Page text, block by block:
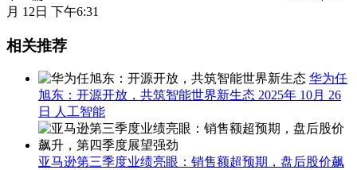
月 12日 下午6:31
相关推荐
华为任
旭东：开源开放，共筑智能世界新生态 2025年 10月 26
日
人工智能
亚马逊第三季度业绩亮眼：销售额超预期，盘后股价飙